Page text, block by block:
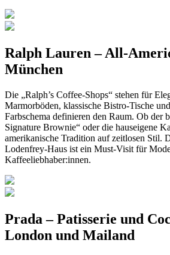
Ralph Lauren – All-
München
Die „Ralph’s Coffee-Shops“ stehen für
Marmorböden, klassische Bistro-Tische
Farbschema definieren den Raum. Ob der
Signature Brownie“ oder die hauseigene
amerikanische Tradition auf zeitlosen Stil.
Lodenfrey-Haus ist ein Must-Visit für
Kaffeeliebhaber:innen.
Prada – Patisserie und
London und Mailand